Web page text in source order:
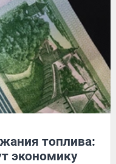
топлива:
экономику